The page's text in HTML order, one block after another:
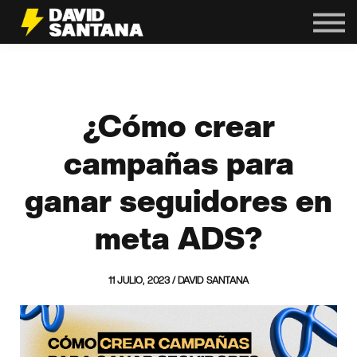
Servicios
¿Cómo crear
campañas para
ganar seguidores en
meta ADS?
11 JULIO, 2023 / DAVID SANTANA